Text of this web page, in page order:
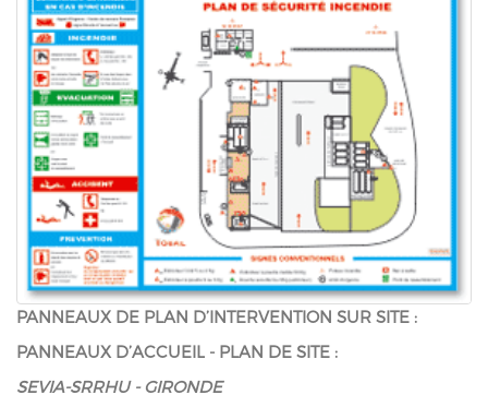
PANNEAUX DE PLAN D’INTERVENTION SUR SITE :
PANNEAUX D’ACCUEIL - PLAN DE SITE :
SEVIA-SRRHU - GIRONDE